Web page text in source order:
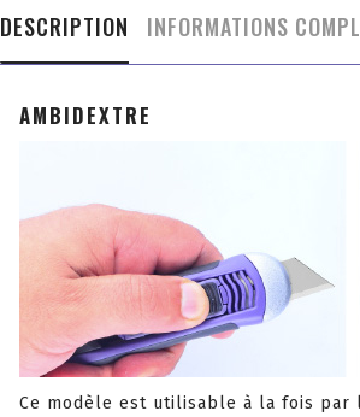
DESCRIPTION INFORMATIONS
AMBIDEXTRE
Ce modèle est utilisable à la fois